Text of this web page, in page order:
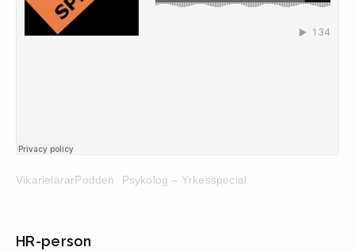
VikarielärarPodden · Psykolog – Yrkesspecial
HR-person